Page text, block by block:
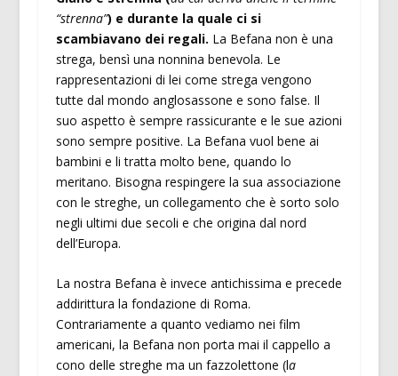
“strenna”) e durante la quale ci si
scambiavano dei regali. La Befana non è una
strega, bensì una nonnina benevola. Le
rappresentazioni di lei come strega vengono
tutte dal mondo anglosassone e sono false. Il
suo aspetto è sempre rassicurante e le sue azioni
sono sempre positive. La Befana vuol bene ai
bambini e li tratta molto bene, quando lo
meritano. Bisogna respingere la sua associazione
con le streghe, un collegamento che è sorto solo
negli ultimi due secoli e che origina dal nord
dell’Europa.
La nostra Befana è invece antichissima e precede
addirittura la fondazione di Roma.
Contrariamente a quanto vediamo nei film
americani, la Befana non porta mai il cappello a
cono delle streghe ma un fazzolettone (la